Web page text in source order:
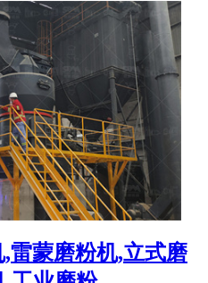
雷蒙磨粉机,立式磨